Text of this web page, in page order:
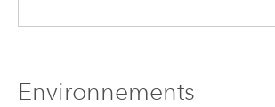
Environnements